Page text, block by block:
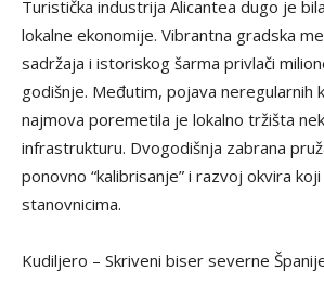
Turistička industrija Alicantea dugo je
lokalne ekonomije. Vibrantna gradska
sadržaja i istoriskog šarma privlači
godišnje. Međutim, pojava neregularnih
najmova poremetila je lokalno tržišta
infrastrukturu. Dvogodišnja zabrana
ponovno “kalibrisanje” i razvoj okvira
stanovnicima.
Kudiljero – Skriveni biser severne